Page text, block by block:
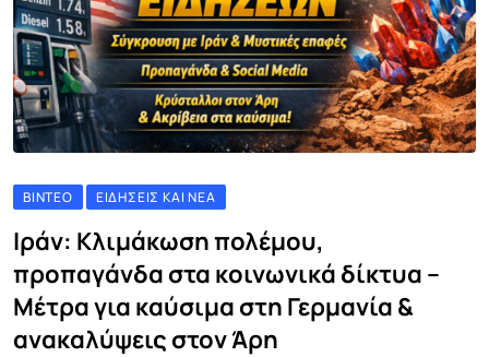
ΒΊΝΤΕΟ ΕΙΔΉΣΕΙΣ ΚΑΙ ΝΈΑ
Ιράν: Κλιμάκωση πολέμου,
προπαγάνδα στα κοινωνικά δίκτυα –
Μέτρα για καύσιμα στη Γερμανία &
ανακαλύψεις στον Άρη